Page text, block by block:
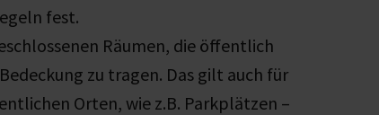
fest.
Räumen, die öffentlich
zu tragen. Das gilt auch für
Orten, wie z.B. Parkplätzen –